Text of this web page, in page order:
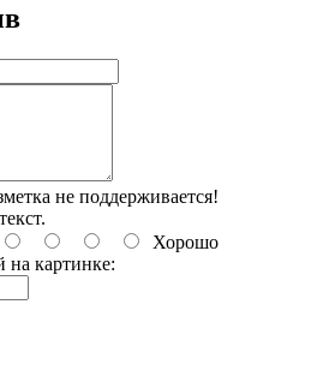
не поддерживается!
Хорошо
на картинке: